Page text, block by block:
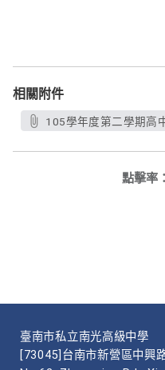
相關附件
105學年度第二學期高
點擊率：
臺南市私立南光高級中學
[73045]台南市新營區中興